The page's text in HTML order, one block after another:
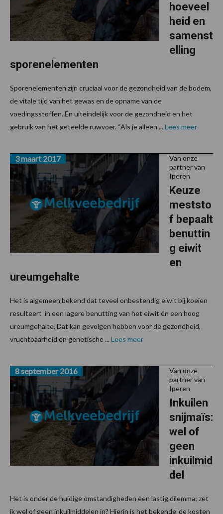
hoeveel
heid en
samenst
elling
sporenelementen
Sporenelementen zijn cruciaal voor de gezondheid van de bodem,
de vitale tijd van het gewas en de opname van de
voedingsstoffen. En uiteindelijk voor de gezondheid en het
gebruik van het geteelde ruwvoer. “Als je alleen ... Lees meer
Van onze
partner van
Iperen
Keuze
meststo
f bepaalt
benuttin
g eiwit
en
ureumgehalte
3 maart 2017
Het is algemeen bekend dat teveel onbestendig eiwit bij koeien
resulteert in een lagere benutting van het eiwit én een hoog
ureumgehalte. Dat kan gevolgen hebben voor de gezondheid,
vruchtbaarheid en genetische ... Lees meer
Van onze
partner van
Iperen
Inkuilen
snijmaïs:
wel of
geen
inkuilmid
del
8 september 2016
Het is onder de huidige omstandigheden een lastig dilemma; zet
ik wel of geen inkuilmiddelen in? Hierin is het bekende ‘de kosten